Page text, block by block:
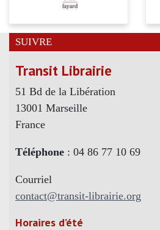
SUIVRE
Transit Librairie
51 Bd de la Libération
13001 Marseille
France
Téléphone : 04 86 77 10 69
Courriel
contact@transit-librairie.org
Horaires d’été